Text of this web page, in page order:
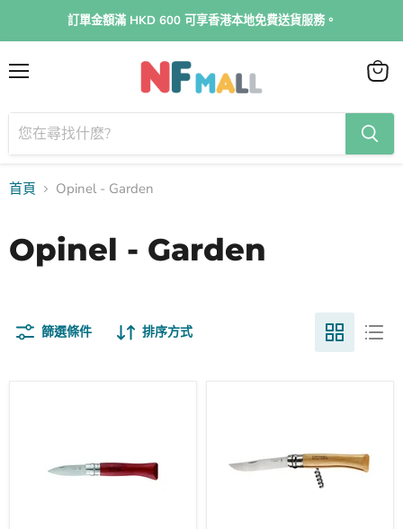
訂單金額滿 HKD 600 可享香港本地免費送貨服務。
查
購
物
車
首頁 Opinel - Garden
Opinel - Garden
篩選條件 排序方式